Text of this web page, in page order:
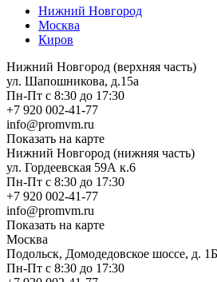
Нижний Новгород
Москва
Киров
Нижний Новгород (верхняя часть)
ул. Шапошникова, д.15а
Пн-Пт с 8:30 до 17:30
+7 920 002-41-77
info@promvm.ru
Показать на карте
Нижний Новгород (нижняя часть)
ул. Гордеевская 59А к.6
Пн-Пт с 8:30 до 17:30
+7 920 002-41-77
info@promvm.ru
Показать на карте
Москва
Подольск, Домодедовское шоссе, д.
Пн-Пт с 8:30 до 17:30